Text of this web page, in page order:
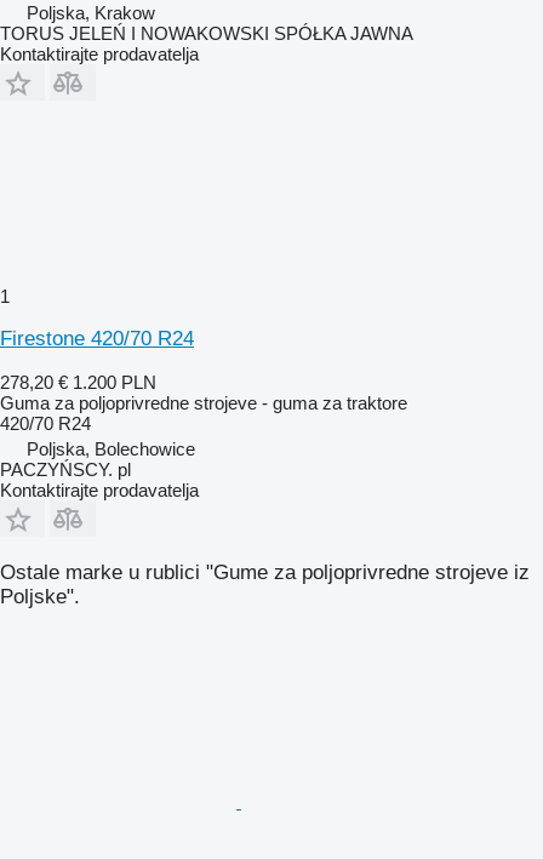
Poljska, Krakow
TORUS JELEŃ I NOWAKOWSKI SPÓŁKA JAWNA
Kontaktirajte prodavatelja
1
Firestone 420/70 R24
278,20 € 1.200 PLN
Guma za poljoprivredne strojeve - guma za traktore
420/70 R24
Poljska, Bolechowice
PACZYŃSCY. pl
Kontaktirajte prodavatelja
Ostale marke u rublici "Gume za poljoprivredne strojeve iz
Poljske".